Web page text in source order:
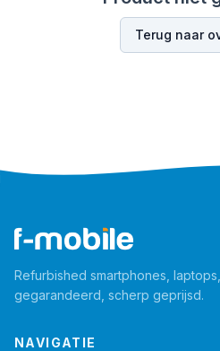
Terug naar
Refurbished smartphones,
gegarandeerd, scherp geprijsd.
NAVIGATIE